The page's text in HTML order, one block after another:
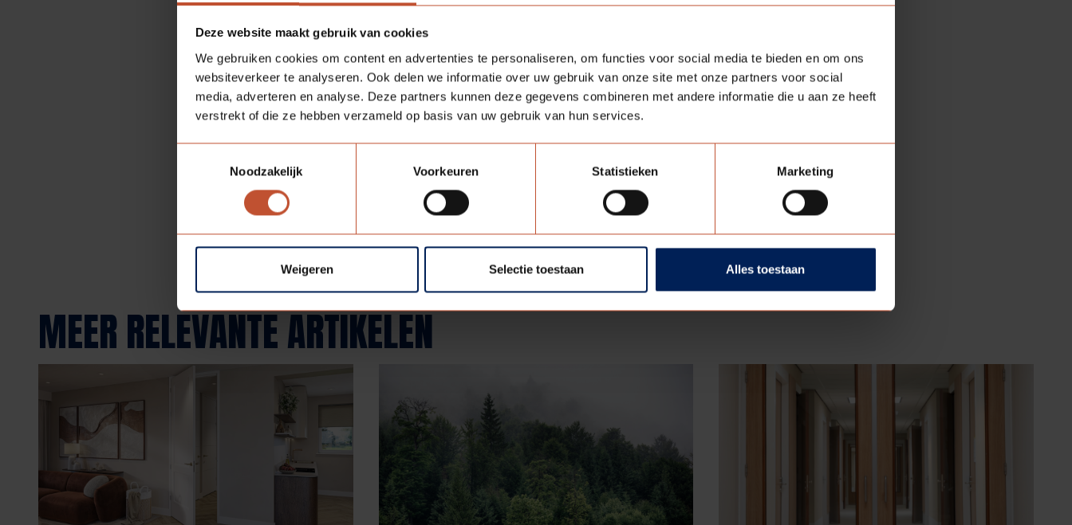
Deze website maakt gebruik van cookies
We gebruiken cookies om content en advertenties te personaliseren, om functies voor social media te bieden en om ons
websiteverkeer te analyseren. Ook delen we informatie over uw gebruik van onze site met onze partners voor social
media, adverteren en analyse. Deze partners kunnen deze gegevens combineren met andere informatie die u aan ze heeft
verstrekt of die ze hebben verzameld op basis van uw gebruik van hun services.
Noodzakelijk
Voorkeuren Statistieken Marketing
Weigeren Selectie toestaan Alles toestaan
BAM publiceerde een 16 pagina’s tellende bijlage in het AD over Huizen van Hout, met een bijdrage van
Berkvens.
flow-huizen-van-hout.pdf | pdf 27.5mb
Terug naar overzicht Deel deze pagina:
MEER RELEVANTE ARTIKELEN